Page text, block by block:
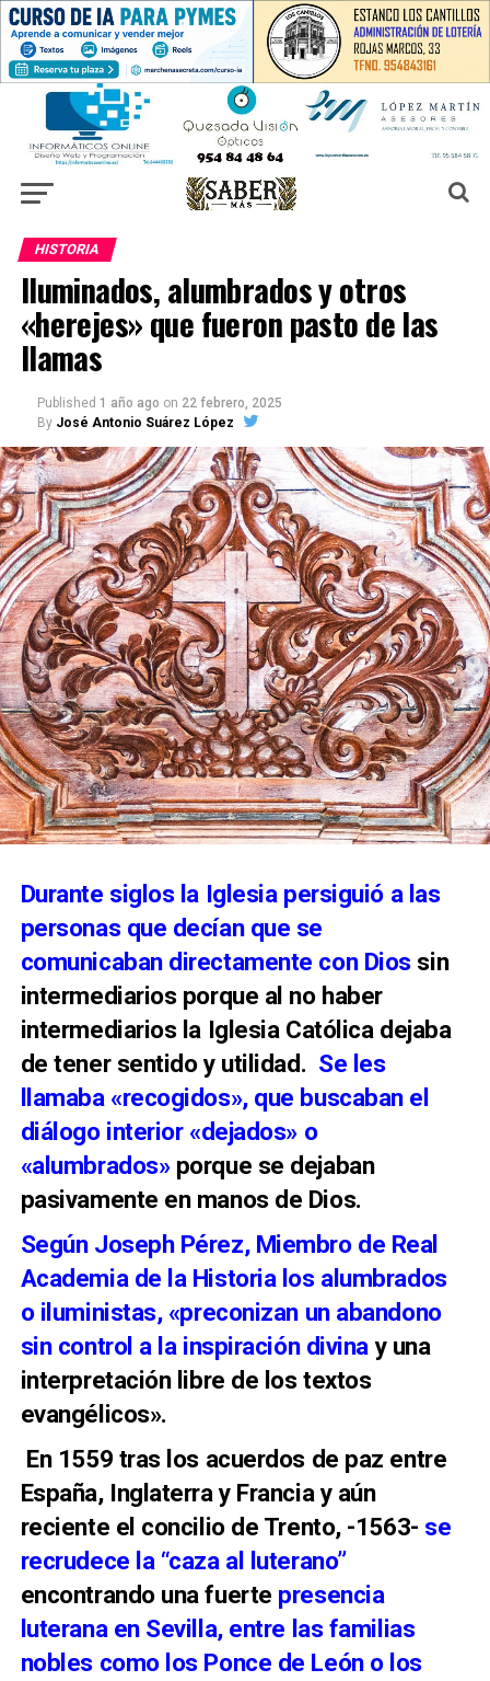
HISTORIA
Iluminados, alumbrados y otros
«herejes» que fueron pasto de las
llamas
Published 1 año ago on 22 febrero, 2025
By José Antonio Suárez López
Durante siglos la Iglesia persiguió a las
personas que decían que se
comunicaban directamente con Diossin
intermediarios porque al no haber
intermediarios la Iglesia Católica dejaba
de tener sentido y utilidad. Se les
llamaba «recogidos», que buscaban el
diálogo interior «dejados» o
«alumbrados»porque se dejaban
pasivamente en manos de Dios.
Según Joseph Pérez, Miembro de Real
Academia de la Historia los alumbrados
o iluministas, «preconizan un abandono
sin control a la inspiración divina y una
interpretación libre de los textos
evangélicos».
En 1559 tras los acuerdos de paz entre
España, Inglaterra y Francia y aún
reciente el concilio de Trento, -1563- se
recrudece la “caza al luterano”
encontrando una fuerte presencia
luterana en Sevilla, entre las familias
nobles como los Ponce de León o los